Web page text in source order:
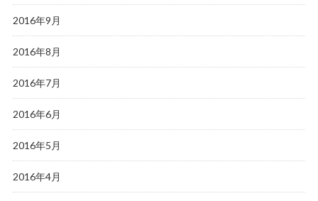
2016年9月
2016年8月
2016年7月
2016年6月
2016年5月
2016年4月